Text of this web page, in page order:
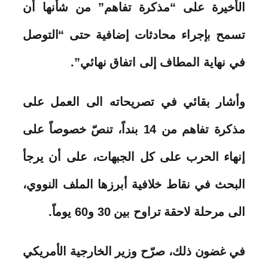
الأخيرة على “مذكرة تفاهم” من شأنها أن
تسمح بإجراء محادثات إضافية حتى “التوصل
في نهاية المطاف إلى اتفاق نهائي”.
وأشار بقائي في تصريحاته الى العمل على
مذكرة تفاهم من 14 بنداً، تنصّ خصوصاً على
إنهاء الحرب على كل الجبهات، على أن يرجأ
البحث في نقاط خلافية أبرزها الملف النووي،
الى مرحلة لاحقة تراوح بين 30 و60 يوماً.
في غضون ذلك، صرّح وزير الخارجية الأمريكي